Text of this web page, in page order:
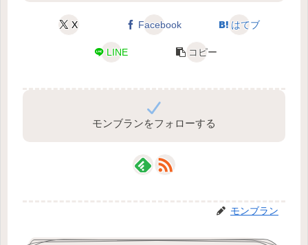
X Facebook はてブ
LINE コピー
モンブランをフォローする
モンブラン